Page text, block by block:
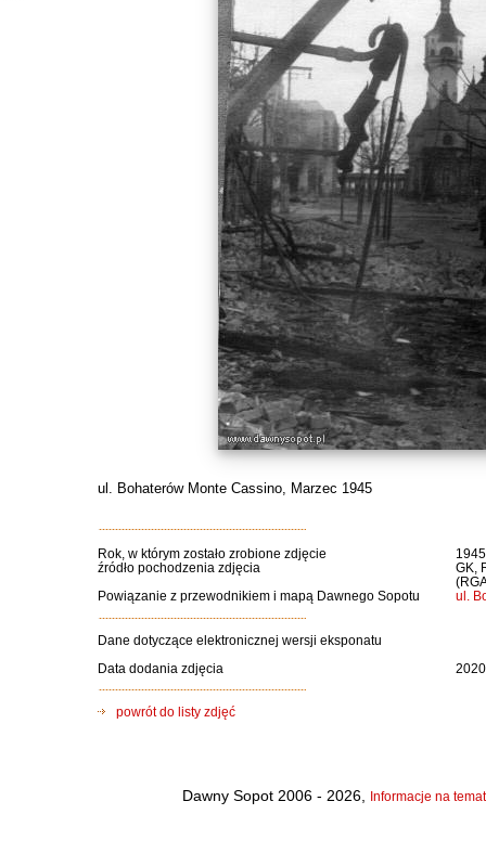
ul. Bohaterów Monte Cassino, Marzec 1945
Rok, w którym zostało zrobione zdjęcie
źródło pochodzenia zdjęcia
GK,
Powiązanie z przewodnikiem i mapą Dawnego Sopotu
ul.
Dane dotyczące elektronicznej wersji eksponatu
Data dodania zdjęcia
powrót do listy zdjęć
Dawny Sopot 2006 - 2026, Informacje na